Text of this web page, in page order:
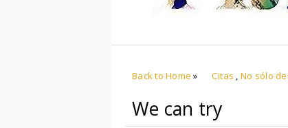
Back to Home » Citas , No sólo
We can try